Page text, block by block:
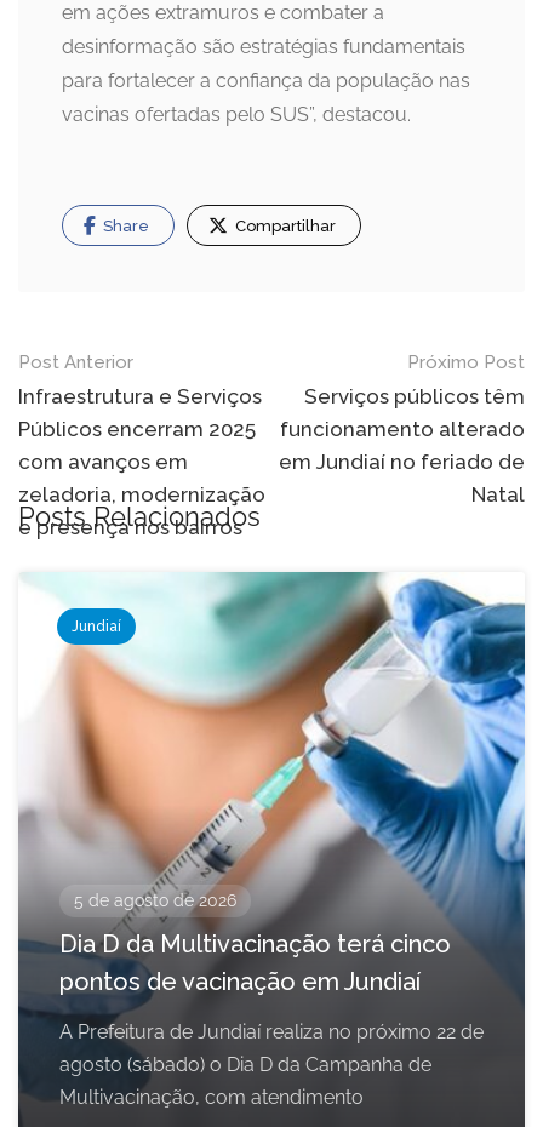
em ações extramuros e combater a
desinformação são estratégias fundamentais
para fortalecer a confiança da população nas
vacinas ofertadas pelo SUS”, destacou.
Share Compartilhar
Navegação
de
Post
Post Anterior
Infraestrutura e Serviços
Públicos encerram 2025
com avanços em
zeladoria, modernização
e presença nos bairros
Próximo Post
Serviços públicos têm
funcionamento alterado
em Jundiaí no feriado de
Natal
Posts Relacionados
Jundiaí
5 de agosto de 2026
Dia D da Multivacinação terá cinco
pontos de vacinação em Jundiaí
A Prefeitura de Jundiaí realiza no próximo 22 de
agosto (sábado) o Dia D da Campanha de
Multivacinação, com atendimento